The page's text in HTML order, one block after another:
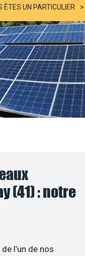
ÊTES UN PARTICULIER
(41) : notre
l’un de nos